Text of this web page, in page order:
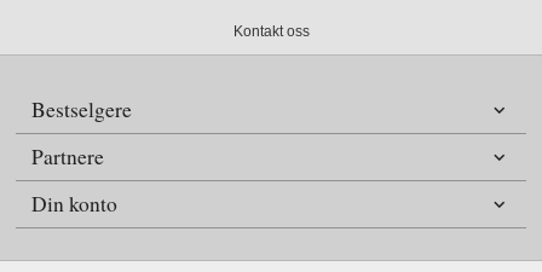
Kontakt oss
Bestselgere
Partnere
Din konto